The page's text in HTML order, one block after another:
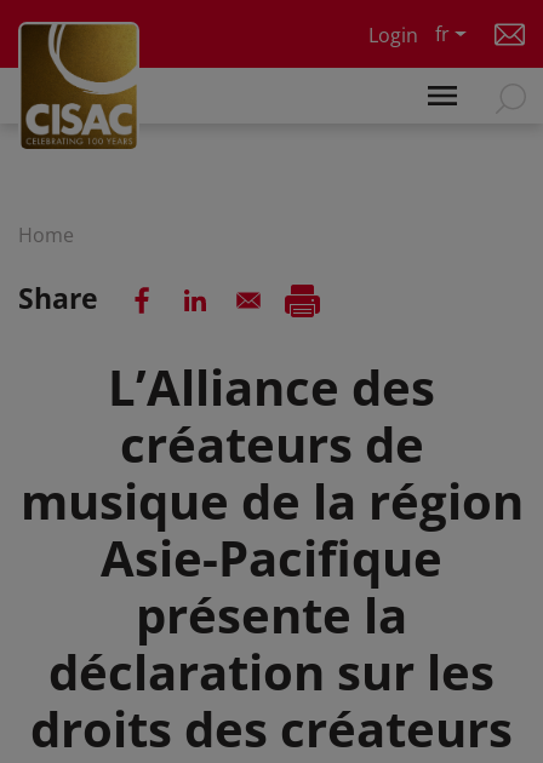
Login
fr
Home
Share
L’Alliance des
créateurs de
musique de la région
Asie-Pacifique
présente la
déclaration sur les
droits des créateurs